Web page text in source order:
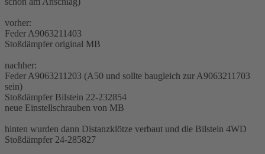
vorher:
Feder A9063211403
Stoßdämpfer original MB
nachher:
Feder A9063211203 (A50 und sollte baugleich zur A9063211703
sein)
Stoßdämpfer Bilstein 22-232854
neue Einstellschrauben von MB
hinten wurden dann Distanzklötze verbaut und die Bilstein 4WD
Stoßdämpfer 24-285827